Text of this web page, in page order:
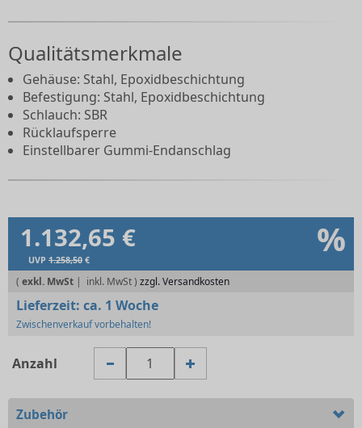
Qualitätsmerkmale
Gehäuse: Stahl, Epoxidbeschichtung
Befestigung: Stahl, Epoxidbeschichtung
Schlauch: SBR
Rücklaufsperre
Einstellbarer Gummi-Endanschlag
1.132,65 € %
UVP 1.258,50 €
( exkl. MwSt | zzgl. Versandkosten
Lieferzeit: ca. 1 Woche
Zwischenverkauf vorbehalten!
Anzahl
Zubehör